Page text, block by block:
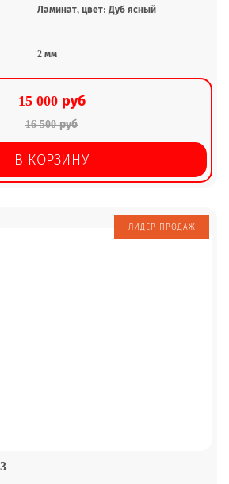
Ламинат, цвет: Дуб ясный
–
2 мм
15 000 руб
16 500 руб
В КОРЗИНУ